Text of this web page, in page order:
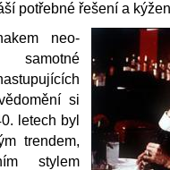
potřebné řešení a
neo-
si
letech byl
trendem,
stylem